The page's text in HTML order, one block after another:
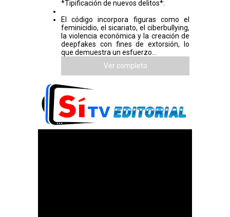
*Tipificación de nuevos delitos*:
El código incorpora figuras como el
feminicidio, el sicariato, el ciberbullying,
la violencia económica y la creación de
deepfakes con fines de extorsión, lo
que demuestra un esfuerzo...
Ver completo